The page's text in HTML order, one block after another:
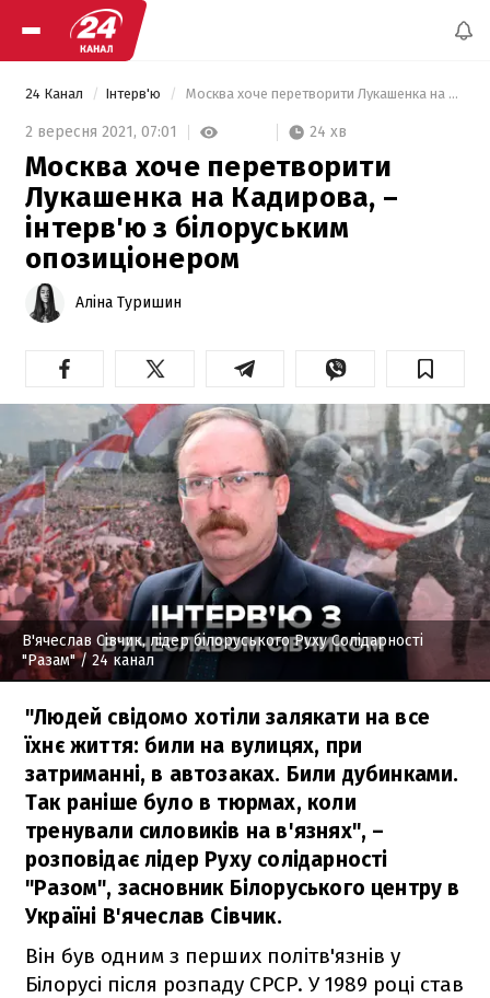
24 Канал Інтерв'ю Москва хоче перетворити Лукашенка на Кадирова, – інтерв'ю з білоруським опозиціонером
2 вересня 2021, 07:01 24 хв
Москва хоче перетворити
Лукашенка на Кадирова, –
інтерв'ю з білоруським
опозиціонером
Аліна Туришин
В'ячеслав Сівчик, лідер білоруського Руху Солідарності
"Разам"/ 24 канал
"Людей свідомо хотіли залякати на все
їхнє життя: били на вулицях, при
затриманні, в автозаках. Били дубинками.
Так раніше було в тюрмах, коли
тренували силовиків на в'язнях", –
розповідає лідер Руху солідарності
"Разом", засновник Білоруського центру в
Україні В'ячеслав Сівчик.
Він був одним з перших політв'язнів у
Білорусі після розпаду СРСР. У 1989 році став